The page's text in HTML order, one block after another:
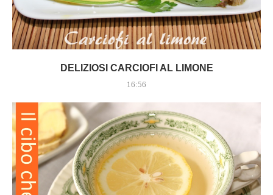
DELIZIOSI CARCIOFI AL LIMONE
16:56